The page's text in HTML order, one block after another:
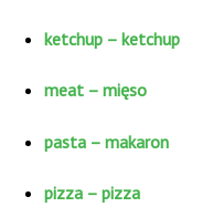
ketchup – ketchup
meat – mięso
pasta – makaron
pizza – pizza